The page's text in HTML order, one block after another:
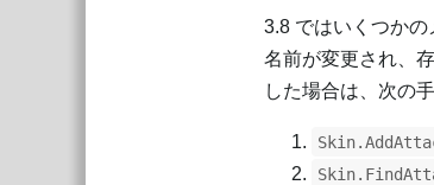
3.8 ではいくつかの
名前が変更され、
した場合は、次の